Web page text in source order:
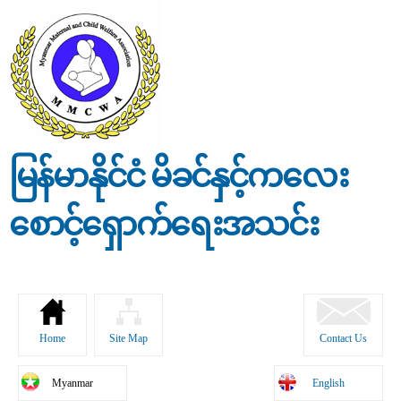
content
မြန်မာနိုင်ငံ မိခင်နှင့်ကလေး
စောင့်ရှောက်ရေးအသင်း
Home Site Map Contact Us
Myanmar English